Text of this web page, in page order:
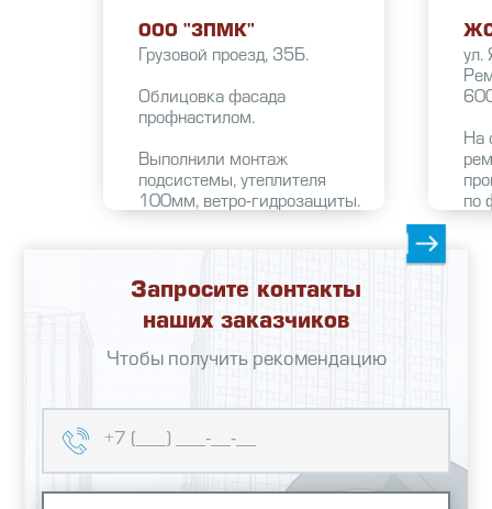
ООО "ЗПМК"
Грузовой проезд, 35Б.
Облицовка фасада
профнастилом.
Выполнили монтаж
подсистемы, утеплителя
100мм, ветро-гидрозащиты.
профнастилом С21,
установили оконные откосы,
фасонные элементы и
отливы из оцинкованной
стали 0,5мм.
ул.
На
по
Запросите контакты
наших заказчиков
Чтобы получить рекомендацию